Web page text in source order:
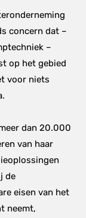
concern dat –
–
op het gebied
voor niets
dan 20.000
van haar
de
eisen van het
neemt,